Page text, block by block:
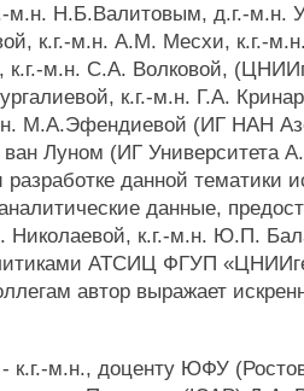
м.н. Н.Б.Валитовым, д.г.-м.н.
к.г.-м.н. A.M. Месхи, к.г.-
к.г.-м.н. С.А. Волковой,
к.г.-м.н. Г.А.
М.А.Эфендиевой (ИГ НАН
Луном (ИГ Университета
данной тематики
данные,
Николаевой, к.г.-м.н. Ю.П.
АТСИЦ ФГУП
автор выражает
- к.г.-м.н., доценту ЮФУ